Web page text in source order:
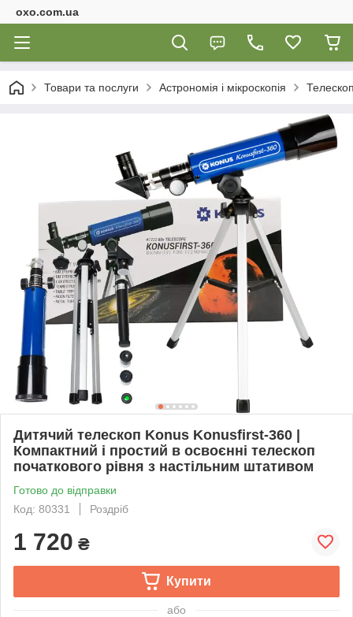
oxo.com.ua
Товари та послуги Астрономія і мікроскопія
Дитячий телескоп Konus Konusfirst-360 |
Компактний і простий в освоєнні телескоп
початкового рівня з настільним штативом
Готово до відправки
Код: 80331
Роздріб
1 720 ₴
Купити
або